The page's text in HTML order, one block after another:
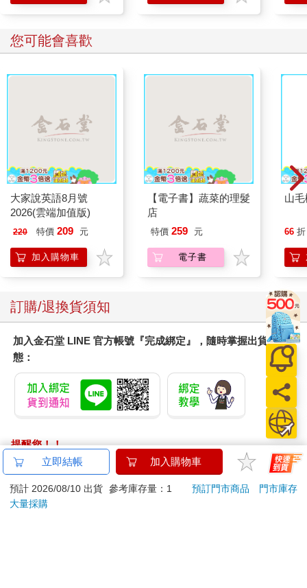
您可能會喜歡
大家說英語8月號
2026(雲端加值版)
220 特價 209 元
加入購物車
【電子書】蔬菜的理髮
店
特價 259 元
電子書
山
66 折
訂購/退換貨須知
加入金石堂 LINE 官方帳號『完成綁定』，隨時掌握出貨動
態：
提醒您！！
金石堂及銀行均不會請您操作ATM! 如接獲電話要求您前往
ATM提款機，請不要聽從指示，以免受騙上當！
退換貨須知：
立即結帳 加入購物車
預計 2026/08/10 出貨 參考庫存量：1 預訂門市商品
門市庫存
大量採購